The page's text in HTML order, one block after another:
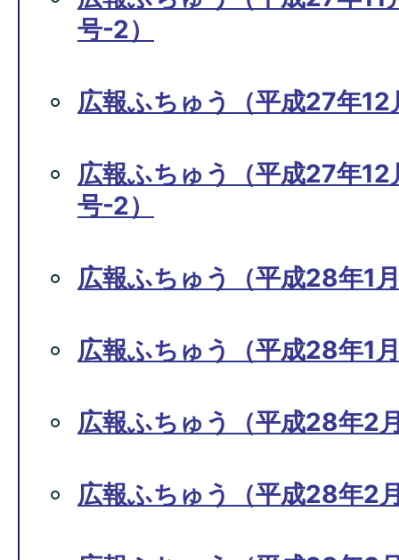
号-2）
広報ふちゅう（平成27年
広報ふちゅう（平成27年
号-2）
広報ふちゅう（平成28年1
広報ふちゅう（平成28年1
広報ふちゅう（平成28年2
広報ふちゅう（平成28年2